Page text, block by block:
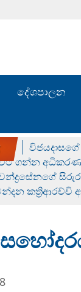
දේශපාලන
ගන්න
චන්ද්‍රසේනගේ
කත්‍රිආරච්චි